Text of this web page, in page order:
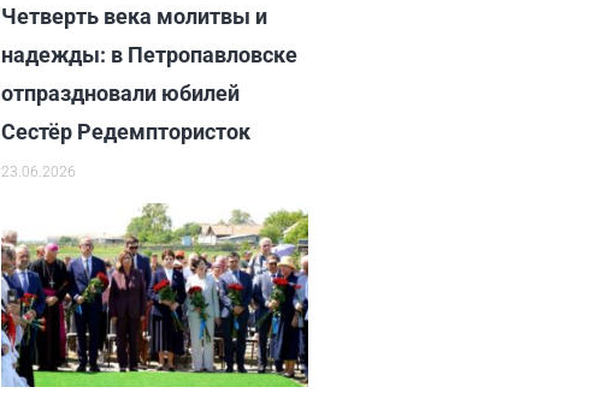
Четверть века молитвы и
надежды: в Петропавловске
отпраздновали юбилей
Сестёр Редемптористок
23.06.2026